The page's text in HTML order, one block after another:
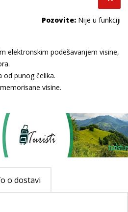
Pozovite: Nije u funkciji
elektronskim podešavanjem visine,
od punog čelika.
visine.
o dostavi